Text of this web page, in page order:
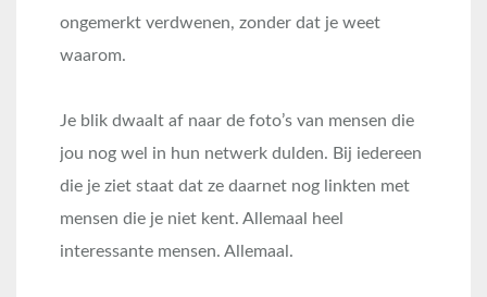
ongemerkt verdwenen, zonder dat je weet
waarom.
Je blik dwaalt af naar de foto’s van mensen die
jou nog wel in hun netwerk dulden. Bij iedereen
die je ziet staat dat ze daarnet nog linkten met
mensen die je niet kent. Allemaal heel
interessante mensen. Allemaal.